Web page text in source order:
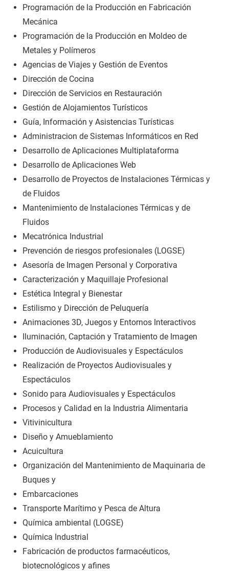
Programación de la Producción en Fabricación
Mecánica
Programación de la Producción en Moldeo de
Metales y Polímeros
Agencias de Viajes y Gestión de Eventos
Dirección de Cocina
Dirección de Servicios en Restauración
Gestión de Alojamientos Turísticos
Guía, Información y Asistencias Turísticas
Administracion de Sistemas Informáticos en Red
Desarrollo de Aplicaciones Multiplataforma
Desarrollo de Aplicaciones Web
Desarrollo de Proyectos de Instalaciones Térmicas y
de Fluidos
Mantenimiento de Instalaciones Térmicas y de
Fluidos
Mecatrónica Industrial
Prevención de riesgos profesionales (LOGSE)
Asesoría de Imagen Personal y Corporativa
Caracterización y Maquillaje Profesional
Estética Integral y Bienestar
Estilismo y Dirección de Peluquería
Animaciones 3D, Juegos y Entornos Interactivos
Iluminación, Captación y Tratamiento de Imagen
Producción de Audiovisuales y Espectáculos
Realización de Proyectos Audiovisuales y
Espectáculos
Sonido para Audiovisuales y Espectáculos
Procesos y Calidad en la Industria Alimentaria
Vitivinicultura
Diseño y Amueblamiento
Acuicultura
Organización del Mantenimiento de Maquinaria de
Buques y
Embarcaciones
Transporte Marítimo y Pesca de Altura
Química ambiental (LOGSE)
Química Industrial
Fabricación de productos farmacéuticos,
biotecnológicos y afines